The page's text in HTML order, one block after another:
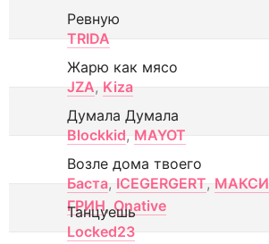
Ревную
TRIDA
Жарю как мясо
JZA, Kiza
Думала Думала
Blockkid, MAYOT
Возле дома твоего
Баста, ICEGERGERT, МАКСИ
ГРИН, Onative
Танцуешь
Locked23